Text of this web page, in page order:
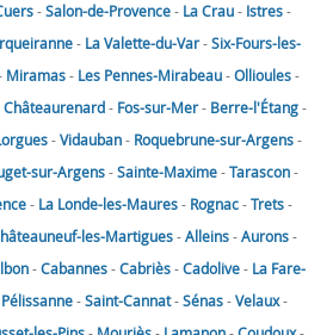
-Salon-de-Provence- La Crau- Istres-
- La Valette-du-Var-Six-Fours-les-
Miramas- Les Pennes-Mirabeau-Ollioules-
Châteaurenard- Fos-sur-Mer- Berre-l'Étang-
-Vidauban- Roquebrune-sur-Argens-
sur-Argens-Sainte-Maxime-Tarascon-
- La Londe-les-Maures- Rognac-Trets-
les-Martigues-Alleins-Aurons-
-Cabannes-Cabriès-Cadolive- La Fare-
Pélissanne-Saint-Cannat-Sénas-Velaux-